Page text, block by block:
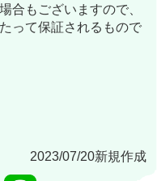
合もございますので、
って保証されるもので
2023/07/20新規作成